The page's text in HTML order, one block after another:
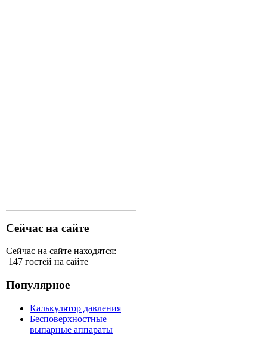
Сейчас на сайте
Сейчас на сайте находятся:
147 гостей на сайте
Популярное
Калькулятор давления
Бесповерхностные
выпарные аппараты